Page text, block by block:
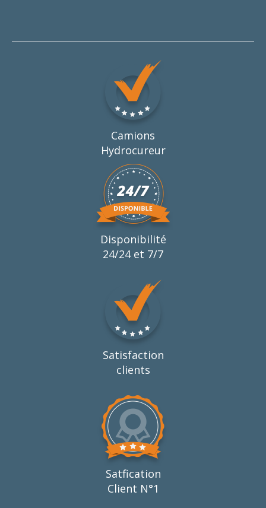
Camions
Hydrocureur
Disponibilité
24/24 et 7/7
Satisfaction
clients
Satfication
Client N°1